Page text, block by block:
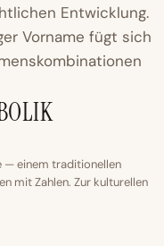
Entwicklung.
Vorname fügt sich
— einem traditionellen
mit Zahlen. Zur kulturellen